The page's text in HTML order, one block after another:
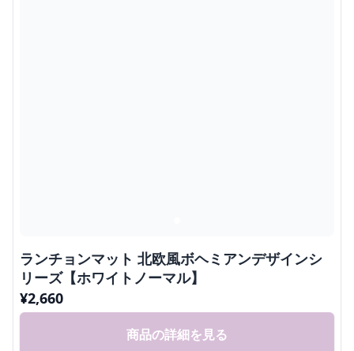
ランチョンマット 北欧風ボヘミアンデザインシ
リーズ【ホワイトノーマル】
¥2,660
商品の詳細を見る